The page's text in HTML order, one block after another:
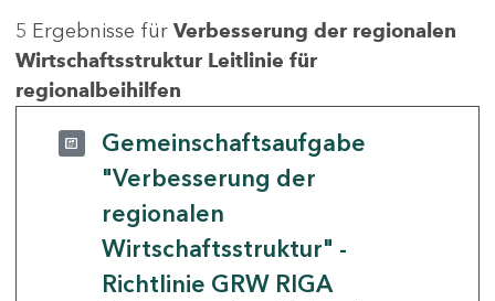
5 Ergebnisse für Verbesserung der regionalen
Wirtschaftsstruktur Leitlinie für
regionalbeihilfen
Gemeinschaftsaufgabe
"Verbesserung der
regionalen
Wirtschaftsstruktur" -
Richtlinie GRW RIGA